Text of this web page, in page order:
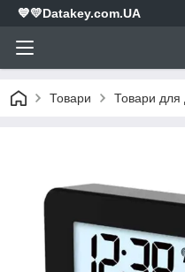
💙💛Datakey.com.UA
Товари Товари для